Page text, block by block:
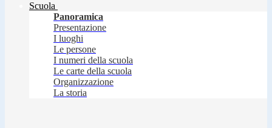
Scuola
Panoramica
Presentazione
I luoghi
Le persone
I numeri della scuola
Le carte della scuola
Organizzazione
La storia